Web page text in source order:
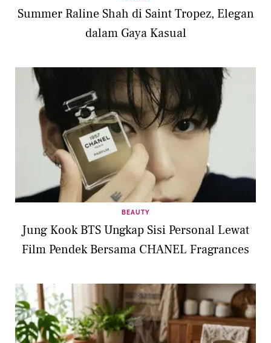
Summer Raline Shah di Saint Tropez, Elegan
dalam Gaya Kasual
BEAUTY
Jung Kook BTS Ungkap Sisi Personal Lewat
Film Pendek Bersama CHANEL Fragrances